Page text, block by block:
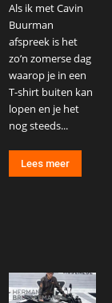
Als ik met Cavin
Buurman
afspreek is het
zo’n zomerse dag
waarop je in een
T-shirt buiten kan
lopen en je het
nog steeds...
Lees meer